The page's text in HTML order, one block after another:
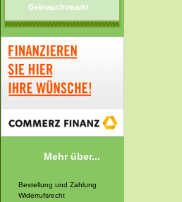
Gebrauchtmarkt
Mehr über...
Bestellung und Zahlung
Widerrufsrecht